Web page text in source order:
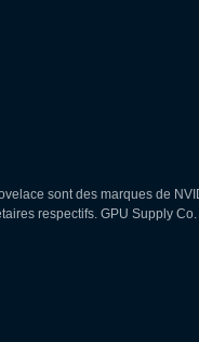
sont des marques de
respectifs. GPU Supply